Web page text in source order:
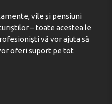
in the outdoor pool,
about in their own
and parasols are available
in the pool area
vile și pensiuni
– toate acestea le
vă vor ajuta să
oferi suport pe tot